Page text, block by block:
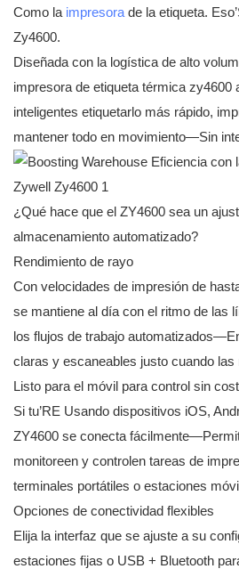
Como la impresora de la etiqueta.
Zy4600.
Diseñada con la logística de alto
impresora de etiqueta térmica zy4600
inteligentes etiquetarlo más rápido,
mantener todo en movimiento—Sin
¿Qué hace que el ZY4600 sea un
almacenamiento automatizado?
Rendimiento de rayo
Con velocidades de impresión de
se mantiene al día con el ritmo de las
los flujos de trabajo
claras y escaneables justo cuando las
Listo para el móvil para control sin
Si tu’RE Usando dispositivos iOS,
ZY4600 se conecta
monitoreen y controlen tareas de
terminales portátiles o estaciones
Opciones de conectividad flexibles
Elija la interfaz que se ajuste a su
estaciones fijas o USB + Bluetooth